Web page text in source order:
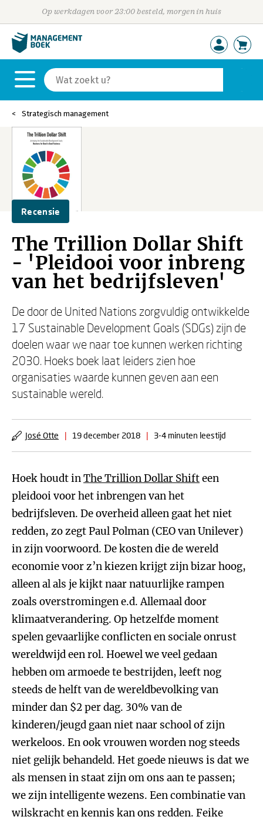
Op werkdagen voor 23:00 besteld, morgen in huis
Strategisch management
Recensie
The Trillion Dollar Shift
- 'Pleidooi voor inbreng
van het bedrijfsleven'
De door de United Nations zorgvuldig ontwikkelde
17 Sustainable Development Goals (SDGs) zijn de
doelen waar we naar toe kunnen werken richting
2030. Hoeks boek laat leiders zien hoe
organisaties waarde kunnen geven aan een
sustainable wereld.
José Otte | 19 december 2018 | 3-4 minuten leestijd
Hoek houdt inThe Trillion Dollar Shifteen
pleidooi voor het inbrengen van het
bedrijfsleven. De overheid alleen gaat het niet
redden, zo zegt Paul Polman (CEO van Unilever)
in zijn voorwoord. De kosten die de wereld
economie voor z’n kiezen krijgt zijn bizar hoog,
alleen al als je kijkt naar natuurlijke rampen
zoals overstromingen e.d. Allemaal door
klimaatverandering. Op hetzelfde moment
spelen gevaarlijke conflicten en sociale onrust
wereldwijd een rol. Hoewel we veel gedaan
hebben om armoede te bestrijden, leeft nog
steeds de helft van de wereldbevolking van
minder dan $2 per dag. 30% van de
kinderen/jeugd gaan niet naar school of zijn
werkeloos. En ook vrouwen worden nog steeds
niet gelijk behandeld. Het goede nieuws is dat we
als mensen in staat zijn om ons aan te passen;
we zijn intelligente wezens. Een combinatie van
wilskracht en kennis kan ons redden. Feike